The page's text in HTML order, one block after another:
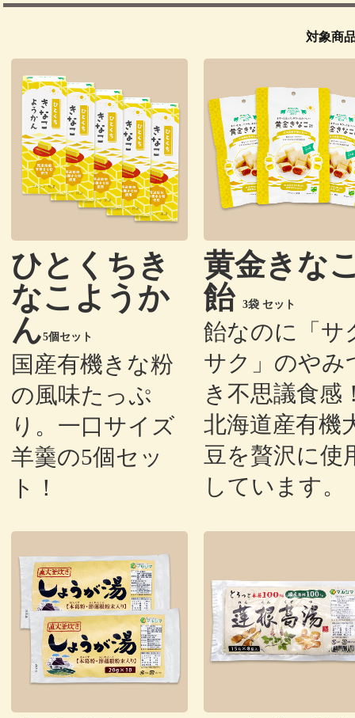
対象商
ひとくちき
なこようか
ん5個セット
国産有機きな粉
の風味たっぷ
り。一口サイズ
羊羹の5個セッ
ト！
黄金きな
飴 3袋 セット
飴なのに「サ
サク」のやみ
き不思議食感
北海道産有機
豆を贅沢に使
しています。